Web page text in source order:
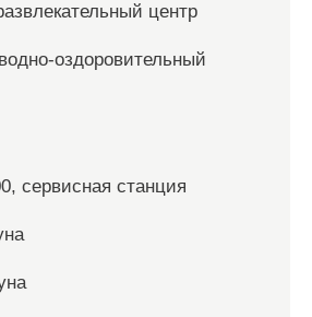
центр
оздоровительный
сервисная станция